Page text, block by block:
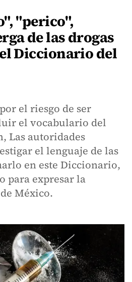
"perico",
de las drogas
Diccionario del
el riesgo de ser
el vocabulario del
Las autoridades
el lenguaje de las
en este Diccionario,
para expresar la
México.